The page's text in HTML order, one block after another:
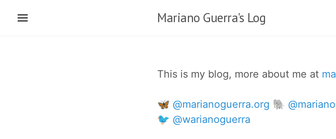
Mariano Guerra's Log
This is my blog, more about me at
🦋 @marianoguerra.org 🐘
🐦 @warianoguerra